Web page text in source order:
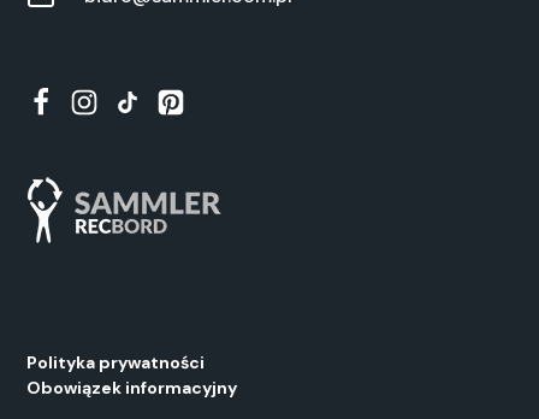
Polityka prywatności
Obowiązek informacyjny